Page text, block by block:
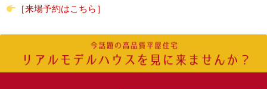
［来場予約はこちら］